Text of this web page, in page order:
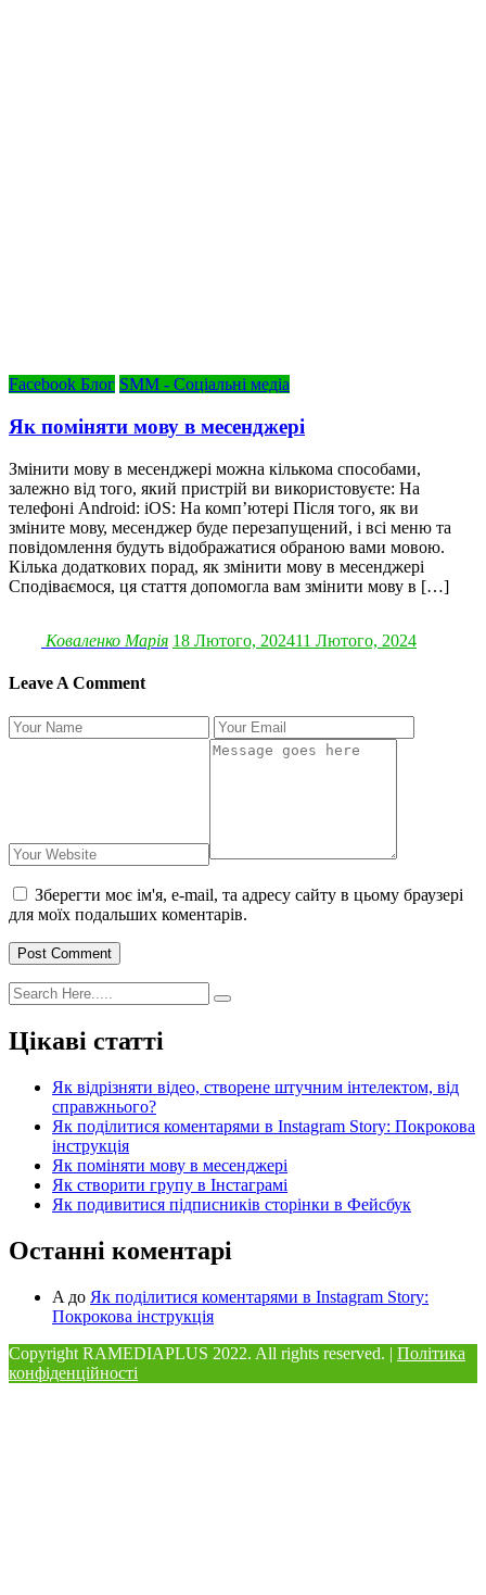
Facebook Блог SMM - Соціальні медіа
Як поміняти мову в месенджері
Змінити мову в месенджері можна кількома способами,
залежно від того, який пристрій ви використовуєте: На
телефоні Android: iOS: На комп’ютері Після того, як ви
зміните мову, месенджер буде перезапущений, і всі меню та
повідомлення будуть відображатися обраною вами мовою.
Кілька додаткових порад, як змінити мову в месенджері
Сподіваємося, ця стаття допомогла вам змінити мову в […]
Коваленко Марія 18 Лютого, 202411 Лютого, 2024
Leave A Comment
Зберегти моє ім'я, e-mail, та адресу сайту в цьому браузері
для моїх подальших коментарів.
Post Comment
Цікаві статті
Як відрізняти відео, створене штучним інтелектом, від
справжнього?
Як поділитися коментарями в Instagram Story: Покрокова
інструкція
Як поміняти мову в месенджері
Як створити групу в Інстаграмі
Як подивитися підписників сторінки в Фейсбук
Останні коментарі
A до Як поділитися коментарями в Instagram Story:
Покрокова інструкція
Copyright RAMEDIAPLUS 2022. All rights reserved. | Політика
конфіденційності